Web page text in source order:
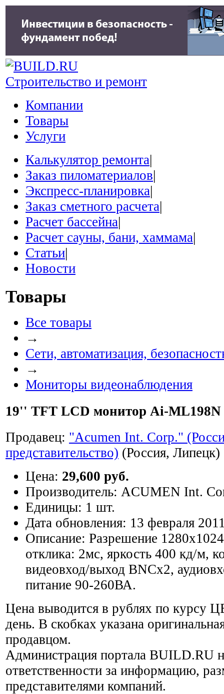
Строительство и ремонт
Компании
Товары
Услуги
Калькулятор ремонта|
Заказ пиломатериалов|
Экспресс-планировка|
Заказ сметного расчета|
Расчет бассейна|
Расчет сауны, бани, хаммама|
Статьи|
Новости
Товары
Все товары
→
Сети, автоматизация,
→
Мониторы видеонаблюдения
19'' TFT LCD монитор Ai-ML198N
Продавец: "Acumen Int. Corp."
представительство) (Россия, Липецк)
Цена: 29,600 руб.
Производитель: ACUMEN Int.
Единицы: 1 шт.
Дата обновления: 13 февраля
Описание: Разрешение
отклика: 2мс, яркость 400 кд/м,
видеовход/выход BNCx2,
питание 90-260ВА.
Цена выводится в рублях по курсу
день. В скобках указана
продавцом.
Администрация портала BUILD.RU
ответственности за информацию,
представителями компаний.